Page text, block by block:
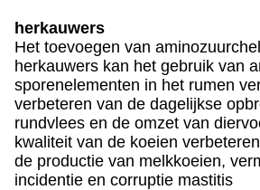
herkauwers
Het toevoegen van
herkauwers kan het gebruik van
sporenelementen in het rumen
verbeteren van de dagelijkse
rundvlees en de omzet van
kwaliteit van de koeien
de productie van melkkoeien,
incidentie en corruptie mastitis